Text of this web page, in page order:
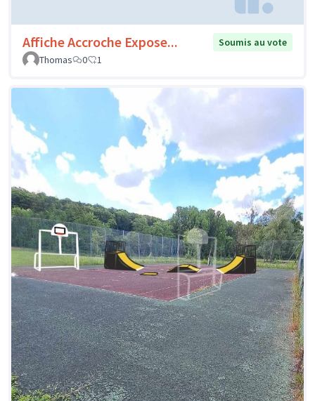
Affiche Accroche Expose...
Soumis au vote
Thomas
0 1